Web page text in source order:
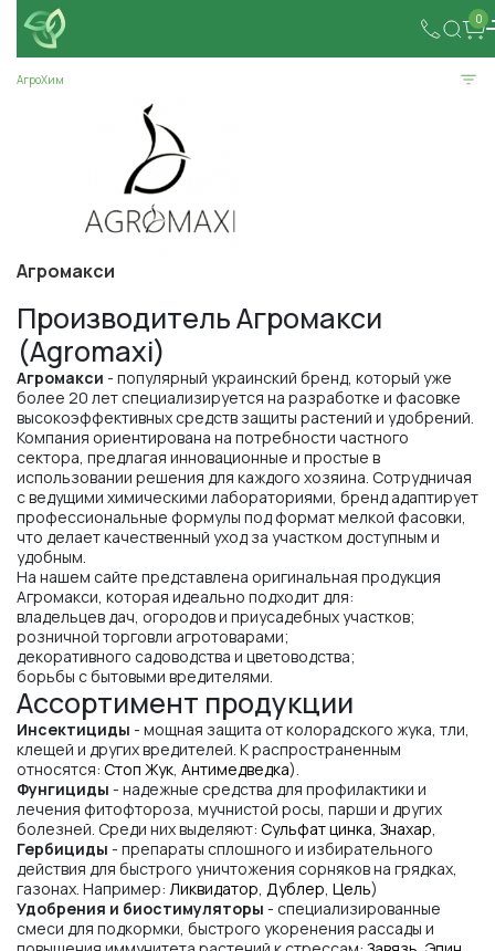
0
АгроХим
Агромакси
Производитель Агромакси
(Agromaxi)
Агромакси - популярный украинский бренд, который уже
более 20 лет специализируется на разработке и фасовке
высокоэффективных средств защиты растений и удобрений.
Компания ориентирована на потребности частного
сектора, предлагая инновационные и простые в
использовании решения для каждого хозяина. Сотрудничая
с ведущими химическими лабораториями, бренд адаптирует
профессиональные формулы под формат мелкой фасовки,
что делает качественный уход за участком доступным и
удобным.
На нашем сайте представлена оригинальная продукция
Агромакси, которая идеально подходит для:
владельцев дач, огородов и приусадебных участков;
розничной торговли агротоварами;
декоративного садоводства и цветоводства;
борьбы с бытовыми вредителями.
Ассортимент продукции
Инсектициды - мощная защита от колорадского жука, тли,
клещей и других вредителей. К распространенным
относятся: Стоп Жук, Антимедведка).
Фунгициды - надежные средства для профилактики и
лечения фитофтороза, мучнистой росы, парши и других
болезней. Среди них выделяют: Сульфат цинка, Знахар,
Гербициды - препараты сплошного и избирательного
действия для быстрого уничтожения сорняков на грядках,
газонах. Например: Ликвидатор, Дублер, Цель)
Удобрения и биостимуляторы - специализированные
смеси для подкормки, быстрого укоренения рассады и